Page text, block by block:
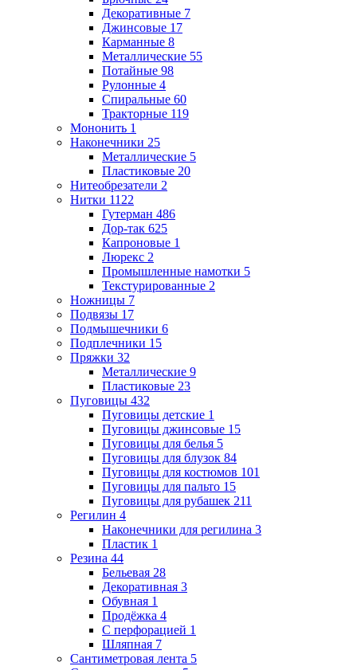
Декоративные 7
Джинсовые 17
Карманные 8
Металлические 55
Потайные 98
Рулонные 4
Спиральные 60
Тракторные 119
Мононить 1
Наконечники 25
Металлические 5
Пластиковые 20
Нитеобрезатели 2
Нитки 1122
Гутерман 486
Дор-так 625
Капроновые 1
Люрекс 2
Промышленные намотки 5
Текстурированные 2
Ножницы 7
Подвязы 17
Подмышечники 6
Подплечники 15
Пряжки 32
Металлические 9
Пластиковые 23
Пуговицы 432
Пуговицы детские 1
Пуговицы джинсовые 15
Пуговицы для белья 5
Пуговицы для блузок 84
Пуговицы для костюмов 101
Пуговицы для пальто 15
Пуговицы для рубашек 211
Регилин 4
Наконечники для регилина 3
Пластик 1
Резина 44
Бельевая 28
Декоративная 3
Обувная 1
Продёжка 4
С перфорацией 1
Шляпная 7
Сантиметровая лента 5